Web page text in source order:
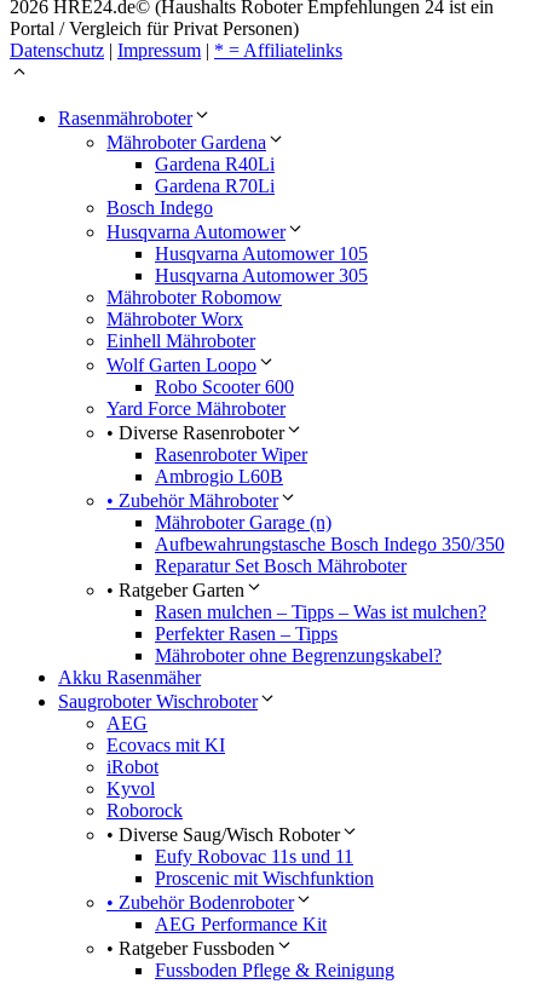
2026 HRE24.de© (Haushalts Roboter Empfehlungen 24 ist ein
Portal / Vergleich für Privat Personen)
Datenschutz | Impressum | * = Affiliatelinks
Rasenmähroboter
Mähroboter Gardena
Gardena R40Li
Gardena R70Li
Bosch Indego
Husqvarna Automower
Husqvarna Automower 105
Husqvarna Automower 305
Mähroboter Robomow
Mähroboter Worx
Einhell Mähroboter
Wolf Garten Loopo
Robo Scooter 600
Yard Force Mähroboter
• Diverse Rasenroboter
Rasenroboter Wiper
Ambrogio L60B
• Zubehör Mähroboter
Mähroboter Garage (n)
Aufbewahrungstasche Bosch Indego 350/350
Reparatur Set Bosch Mähroboter
• Ratgeber Garten
Rasen mulchen – Tipps – Was ist mulchen?
Perfekter Rasen – Tipps
Mähroboter ohne Begrenzungskabel?
Akku Rasenmäher
Saugroboter Wischroboter
AEG
Ecovacs mit KI
iRobot
Kyvol
Roborock
• Diverse Saug/Wisch Roboter
Eufy Robovac 11s und 11
Proscenic mit Wischfunktion
• Zubehör Bodenroboter
AEG Performance Kit
• Ratgeber Fussboden
Fussboden Pflege & Reinigung